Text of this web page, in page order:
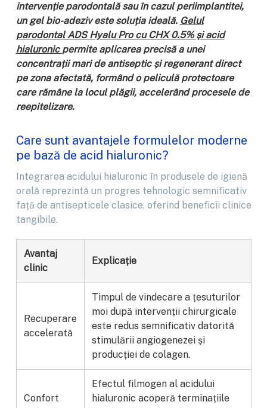
intervenție parodontală sau în cazul periimplantitei,
un gel bio-adeziv este soluția ideală. Gelul
parodontal ADS Hyalu Pro cu CHX 0.5% și acid
hialuronic permite aplicarea precisă a unei
concentrații mari de antiseptic și regenerant direct
pe zona afectată, formând o peliculă protectoare
care rămâne la locul plăgii, accelerând procesele de
reepitelizare.
Care sunt avantajele formulelor moderne
pe bază de acid hialuronic?
Integrarea acidului hialuronic în produsele de igienă
orală reprezintă un progres tehnologic semnificativ
față de antisepticele clasice, oferind beneficii clinice
tangibile.
Avantaj
clinic
Explicație
Recuperare
accelerată
Timpul de vindecare a țesuturilor
moi după intervenții chirurgicale
este redus semnificativ datorită
stimulării angiogenezei și
producției de colagen.
Confort
Efectul filmogen al acidului
hialuronic acoperă terminațiile